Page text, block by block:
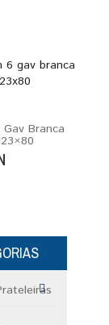
Branca